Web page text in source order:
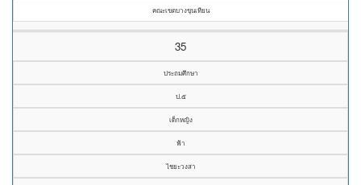
คณะเขตบางขุนเทียน
35
ประถมศึกษา
ป.๕
เด็กหญิง
ฟ้า
ไชยะวงสา